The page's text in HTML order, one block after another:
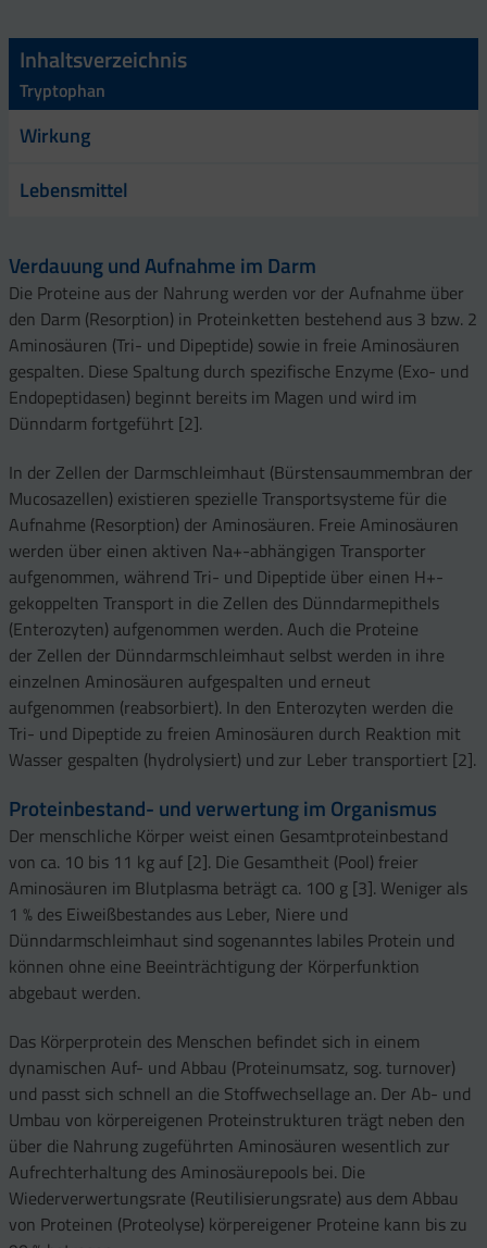
Inhaltsverzeichnis
Tryptophan
Wirkung
Lebensmittel
Verdauung und Aufnahme im Darm
Die Proteine aus der Nahrung werden vor der Aufnahme über
den Darm (Resorption) in Proteinketten bestehend aus 3 bzw. 2
Aminosäuren (Tri- und Dipeptide) sowie in freie Aminosäuren
gespalten. Diese Spaltung durch spezifische Enzyme (Exo- und
Endopeptidasen) beginnt bereits im Magen und wird im
Dünndarm fortgeführt [2].
In der Zellen der Darmschleimhaut (Bürstensaummembran der
Mucosazellen) existieren spezielle Transportsysteme für die
Aufnahme (Resorption) der Aminosäuren. Freie Aminosäuren
werden über einen aktiven Na+-abhängigen Transporter
aufgenommen, während Tri- und Dipeptide über einen H+-
gekoppelten Transport in die Zellen des Dünndarmepithels
(Enterozyten) aufgenommen werden. Auch die Proteine
der Zellen der Dünndarmschleimhaut selbst werden in ihre
einzelnen Aminosäuren aufgespalten und erneut
aufgenommen (reabsorbiert). In den Enterozyten werden die
Tri- und Dipeptide zu freien Aminosäuren durch Reaktion mit
Wasser gespalten (hydrolysiert) und zur Leber transportiert [2].
Proteinbestand- und verwertung im Organismus
Der menschliche Körper weist einen Gesamtproteinbestand
von ca. 10 bis 11 kg auf [2]. Die Gesamtheit (Pool) freier
Aminosäuren im Blutplasma beträgt ca. 100 g [3]. Weniger als
1 % des Eiweißbestandes aus Leber, Niere und
Dünndarmschleimhaut sind sogenanntes labiles Protein und
können ohne eine Beeinträchtigung der Körperfunktion
abgebaut werden.
Das Körperprotein des Menschen befindet sich in einem
dynamischen Auf- und Abbau (Proteinumsatz, sog. turnover)
und passt sich schnell an die Stoffwechsellage an. Der Ab- und
Umbau von körpereigenen Proteinstrukturen trägt neben den
über die Nahrung zugeführten Aminosäuren wesentlich zur
Aufrechterhaltung des Aminosäurepools bei. Die
Wiederverwertungsrate (Reutilisierungsrate) aus dem Abbau
von Proteinen (Proteolyse) körpereigener Proteine kann bis zu